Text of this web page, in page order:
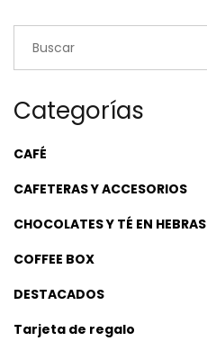
Categorías
CAFÉ
CAFETERAS Y ACCESORIOS
CHOCOLATES Y TÉ EN HEBRAS
COFFEE BOX
DESTACADOS
Tarjeta de regalo